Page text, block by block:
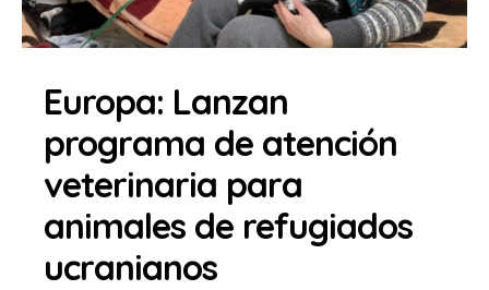
Europa: Lanzan
programa de atención
veterinaria para
animales de refugiados
ucranianos